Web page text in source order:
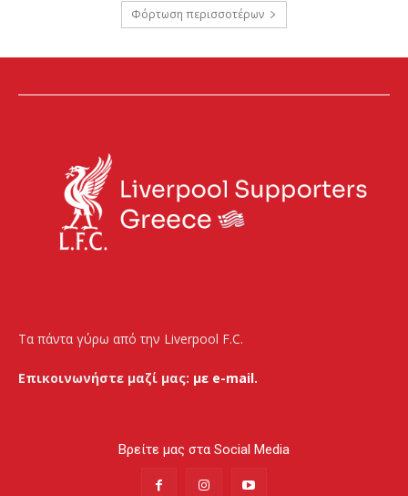
Φόρτωση περισσοτέρων
Τα πάντα γύρω από την Liverpool F.C.
Επικοινωνήστε μαζί μας: με e-mail.
Βρείτε μας στα Social Media